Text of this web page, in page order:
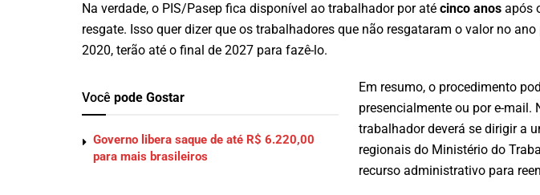
Na verdade, o PIS/Pasep fica disponível ao trabalhador por até cinco anos após
resgate. Isso quer dizer que os trabalhadores que não resgataram o valor no ano
2020, terão até o final de 2027 para fazê-lo.
Você pode Gostar
Governo libera saque de até R$ 6.220,00
para mais brasileiros
Em resumo, o procedimento
presencialmente ou por e-mail.
trabalhador deverá se dirigir a
regionais do Ministério do
recurso administrativo para